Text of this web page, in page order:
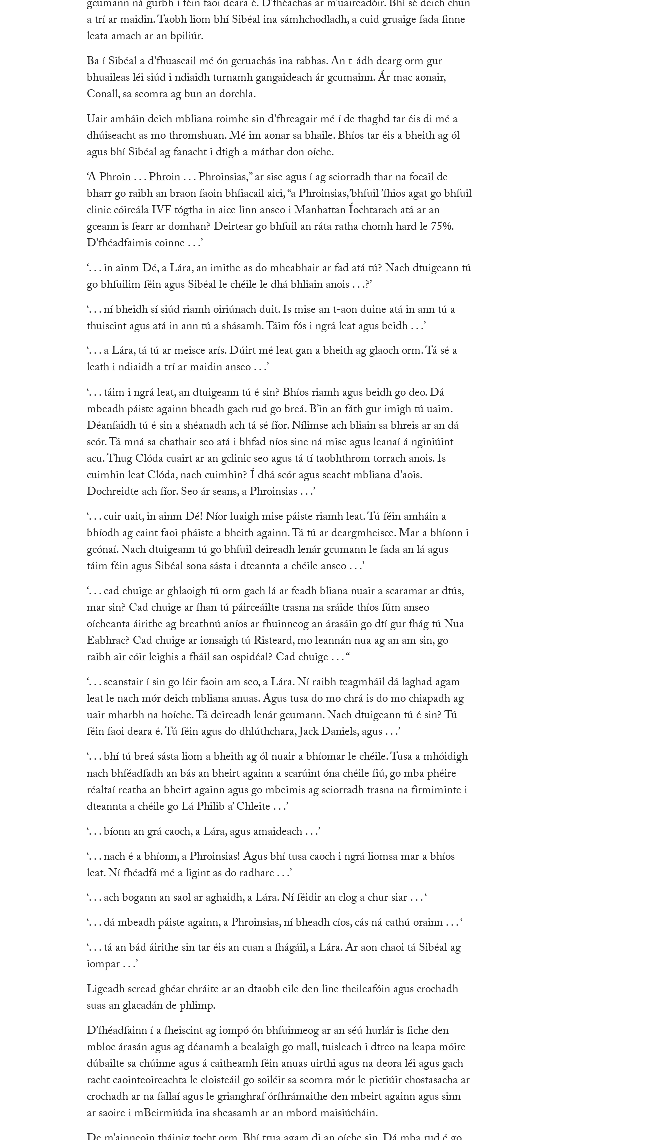
gcumann ná gurbh í féin faoi deara é. D’fhéachas ar m’uaireadóir. Bhí sé deich chun
a trí ar maidin. Taobh liom bhí Sibéal ina sámhchodladh, a cuid gruaige fada finne
leata amach ar an bpiliúr.
Ba í Sibéal a d’fhuascail mé ón gcruachás ina rabhas. An t-ádh dearg orm gur
bhuaileas léi siúd i ndiaidh turnamh gangaideach ár gcumainn. Ár mac aonair,
Conall, sa seomra ag bun an dorchla.
Uair amháin deich mbliana roimhe sin d’fhreagair mé í de thaghd tar éis di mé a
dhúiseacht as mo thromshuan. Mé im aonar sa bhaile. Bhíos tar éis a bheith ag ól
agus bhí Sibéal ag fanacht i dtigh a máthar don oíche.
‘A Phroin . . . Phroin . . . Phroinsias,” ar sise agus í ag sciorradh thar na focail de
bharr go raibh an braon faoin bhfiacail aici, “a Phroinsias,’bhfuil ’fhios agat go bhfuil
clinic cóireála IVF tógtha in aice linn anseo i Manhattan Íochtarach atá ar an
gceann is fearr ar domhan? Deirtear go bhfuil an ráta ratha chomh hard le 75%.
D’fhéadfaimis coinne . . .’
‘. . . in ainm Dé, a Lára, an imithe as do mheabhair ar fad atá tú? Nach dtuigeann tú
go bhfuilim féin agus Sibéal le chéile le dhá bhliain anois . . .?’
‘. . . ní bheidh sí siúd riamh oiriúnach duit. Is mise an t-aon duine atá in ann tú a
thuiscint agus atá in ann tú a shásamh. Táim fós i ngrá leat agus beidh . . .’
‘. . . a Lára, tá tú ar meisce arís. Dúirt mé leat gan a bheith ag glaoch orm. Tá sé a
leath i ndiaidh a trí ar maidin anseo . . .’
‘. . . táim i ngrá leat, an dtuigeann tú é sin? Bhíos riamh agus beidh go deo. Dá
mbeadh páiste againn bheadh gach rud go breá. B’in an fáth gur imigh tú uaim.
Déanfaidh tú é sin a shéanadh ach tá sé fíor. Nílimse ach bliain sa bhreis ar an dá
scór. Tá mná sa chathair seo atá i bhfad níos sine ná mise agus leanaí á nginiúint
acu. Thug Clóda cuairt ar an gclinic seo agus tá tí taobhthrom torrach anois. Is
cuimhin leat Clóda, nach cuimhin? Í dhá scór agus seacht mbliana d’aois.
Dochreidte ach fíor. Seo ár seans, a Phroinsias . . .’
‘. . . cuir uait, in ainm Dé! Níor luaigh mise páiste riamh leat. Tú féin amháin a
bhíodh ag caint faoi pháiste a bheith againn. Tá tú ar deargmheisce. Mar a bhíonn i
gcónaí. Nach dtuigeann tú go bhfuil deireadh lenár gcumann le fada an lá agus
táim féin agus Sibéal sona sásta i dteannta a chéile anseo . . .’
‘. . . cad chuige ar ghlaoigh tú orm gach lá ar feadh bliana nuair a scaramar ar dtús,
mar sin? Cad chuige ar fhan tú páirceáilte trasna na sráide thíos fúm anseo
oícheanta áirithe ag breathnú aníos ar fhuinneog an árasáin go dtí gur fhág tú Nua-
Eabhrac? Cad chuige ar ionsaigh tú Risteard, mo leannán nua ag an am sin, go
raibh air cóir leighis a fháil san ospidéal? Cad chuige . . . “
‘. . . seanstair í sin go léir faoin am seo, a Lára. Ní raibh teagmháil dá laghad agam
leat le nach mór deich mbliana anuas. Agus tusa do mo chrá is do mo chiapadh ag
uair mharbh na hoíche. Tá deireadh lenár gcumann. Nach dtuigeann tú é sin? Tú
féin faoi deara é. Tú féin agus do dhlúthchara, Jack Daniels, agus . . .’
‘. . . bhí tú breá sásta liom a bheith ag ól nuair a bhíomar le chéile. Tusa a mhóidigh
nach bhféadfadh an bás an bheirt againn a scarúint óna chéile fiú, go mba phéire
réaltaí reatha an bheirt againn agus go mbeimis ag sciorradh trasna na firmiminte i
dteannta a chéile go Lá Philib a’ Chleite . . .’
‘. . . bíonn an grá caoch, a Lára, agus amaideach . . .’
‘. . . nach é a bhíonn, a Phroinsias! Agus bhí tusa caoch i ngrá liomsa mar a bhíos
leat. Ní fhéadfá mé a ligint as do radharc . . .’
‘. . . ach bogann an saol ar aghaidh, a Lára. Ní féidir an clog a chur siar . . . ‘
‘. . . dá mbeadh páiste againn, a Phroinsias, ní bheadh cíos, cás ná cathú orainn . . . ‘
‘. . . tá an bád áirithe sin tar éis an cuan a fhágáil, a Lára. Ar aon chaoi tá Sibéal ag
iompar . . .’
Ligeadh scread ghéar chráite ar an dtaobh eile den line theileafóin agus crochadh
suas an glacadán de phlimp.
D’fhéadfainn í a fheiscint ag iompó ón bhfuinneog ar an séú hurlár is fiche den
mbloc árasán agus ag déanamh a bealaigh go mall, tuisleach i dtreo na leapa móire
dúbailte sa chúinne agus á caitheamh féin anuas uirthi agus na deora léi agus gach
racht caointeoireachta le cloisteáil go soiléir sa seomra mór le pictiúir chostasacha ar
crochadh ar na fallaí agus le grianghraf órfhrámaithe den mbeirt againn agus sinn
ar saoire i mBeirmiúda ina sheasamh ar an mbord maisiúcháin.